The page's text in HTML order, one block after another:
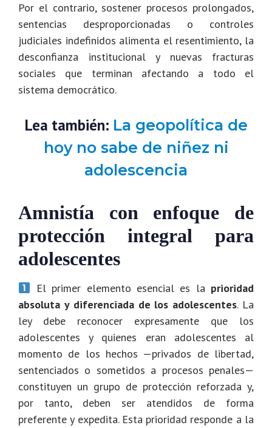
Por el contrario, sostener procesos prolongados,
sentencias desproporcionadas o controles
judiciales indefinidos alimenta el resentimiento, la
desconfianza institucional y nuevas fracturas
sociales que terminan afectando a todo el
sistema democrático.
Lea también: La geopolítica de
hoy no sabe de niñez ni
adolescencia
Amnistía con enfoque de
protección integral para
adolescentes
El primer elemento esencial es la prioridad
absoluta y diferenciada de los adolescentes. La
ley debe reconocer expresamente que los
adolescentes y quienes eran adolescentes al
momento de los hechos —privados de libertad,
sentenciados o sometidos a procesos penales—
constituyen un grupo de protección reforzada y,
por tanto, deben ser atendidos de forma
preferente y expedita. Esta prioridad responde a la